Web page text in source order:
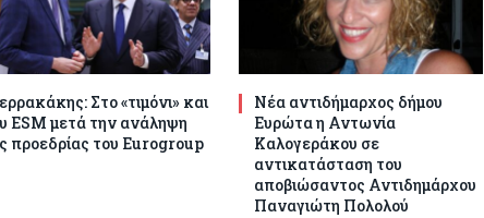
Στο «τιμόνι» και
ESM μετά την ανάληψη
προεδρίας του Eurogroup
Νέα αντιδήμαρχος δήμου
Ευρώτα η Αντωνία
Καλογεράκου σε
αντικατάσταση του
αποβιώσαντος Αντιδημάρχου
Παναγιώτη Πολολού